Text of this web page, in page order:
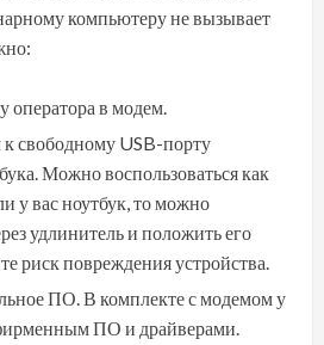
компьютеру не вызывает
оператора в модем.
свободному USB-порту
Можно воспользоваться как
у вас ноутбук, то можно
удлинитель и положить его
риск повреждения устройства.
ПО. В комплекте с модемом у
ПО и драйверами.